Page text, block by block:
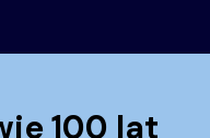
100 lat